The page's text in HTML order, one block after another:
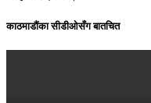
काठमाडौंका सीडीओसँग बातचित